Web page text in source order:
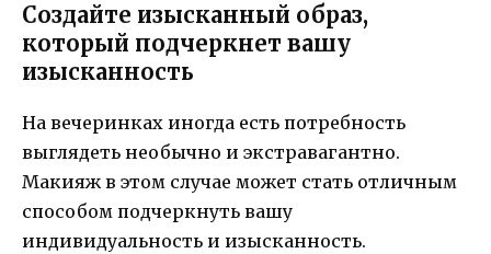
Создайте изысканный образ,
который подчеркнет вашу
изысканность
На вечеринках иногда есть потребность
выглядеть необычно и экстравагантно.
Макияж в этом случае может стать отличным
способом подчеркнуть вашу
индивидуальность и изысканность.